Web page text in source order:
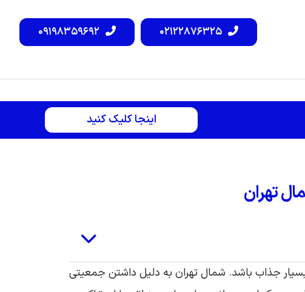
۰۹۱۹۸۳۵۹۶۹۲ ۰۲۱۲۲۸۷۶۳۲۵
اینجا کلیک کنید
تهران
جذاب باشد. شمال تهران به دلیل داشتن جمعیتی